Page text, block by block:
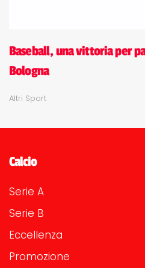
Baseball, una vittoria per
Bologna
Altri Sport
Calcio
Serie A
Serie B
Eccellenza
Promozione